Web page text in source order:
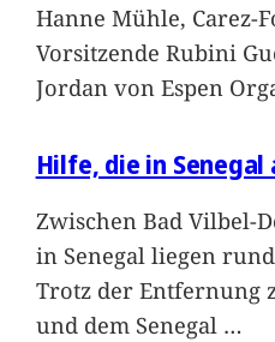
Hanne Mühle, Carez-
Vorsitzende Rubini
Jordan von Espen
Hilfe, die in
Zwischen Bad
in Senegal liegen
Trotz der Entfernung
und dem Senegal …